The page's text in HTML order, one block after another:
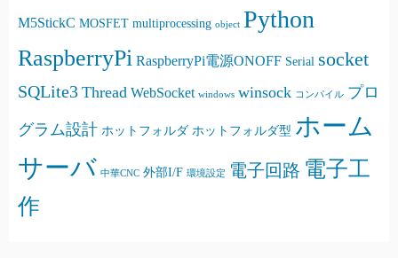
M5StickC MOSFET multiprocessing object Python
RaspberryPi RaspberryPi電源ONOFF Serial socket
SQLite3 Thread WebSocket windows winsock コンパイル プロ
グラム設計 ホットフォルダ ホットフォルダ型 ホーム
サーバ 中華CNC 外部I/F 環境設定 電子回路 電子工
作